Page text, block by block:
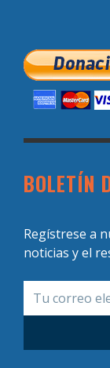
BOLETÍN
Regístrese a
noticias y el